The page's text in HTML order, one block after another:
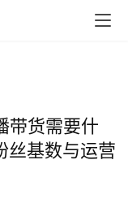
带货需要什
丝基数与运营